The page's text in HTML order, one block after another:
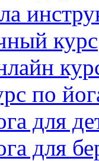
курс
по
для
для